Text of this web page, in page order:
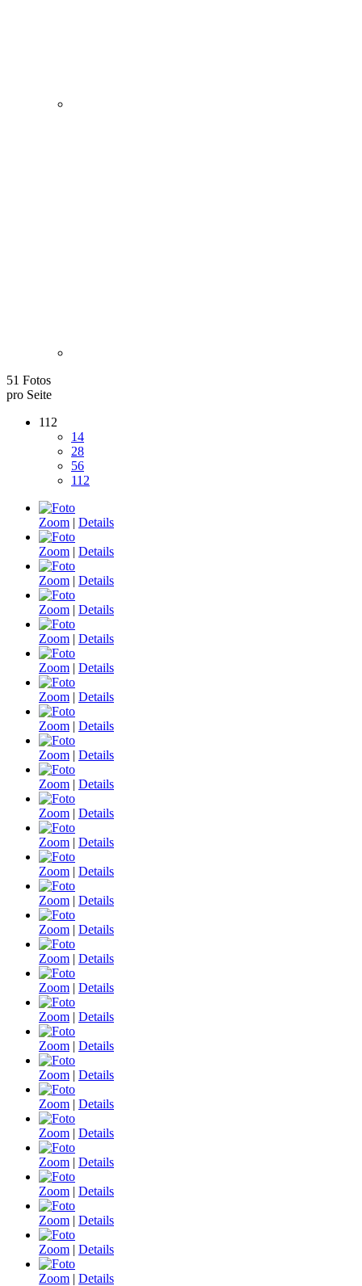
51 Fotos
pro Seite
112
14
28
56
112
Zoom | Details
Zoom | Details
Zoom | Details
Zoom | Details
Zoom | Details
Zoom | Details
Zoom | Details
Zoom | Details
Zoom | Details
Zoom | Details
Zoom | Details
Zoom | Details
Zoom | Details
Zoom | Details
Zoom | Details
Zoom | Details
Zoom | Details
Zoom | Details
Zoom | Details
Zoom | Details
Zoom | Details
Zoom | Details
Zoom | Details
Zoom | Details
Zoom | Details
Zoom | Details
Zoom | Details